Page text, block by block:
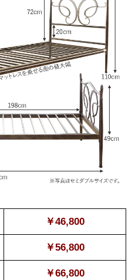
￥46,800
￥56,800
￥66,800